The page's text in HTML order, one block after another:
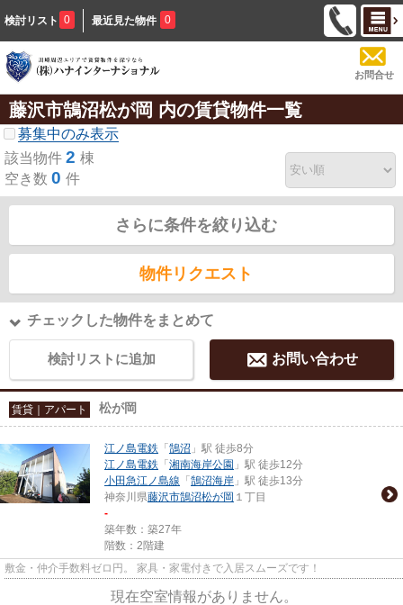
検討リスト 0 最近見た物件 0
お問合せ
藤沢市鵠沼松が岡 内の賃貸物件一覧
募集中のみ表示
該当物件 2 棟
空き数 0 件
さらに条件を絞り込む
物件リクエスト
チェックした物件をまとめて
検討リストに追加 お問い合わせ
賃貸｜アパート 松が岡
江ノ島電鉄 「 鵠沼 」駅 徒歩8分
江ノ島電鉄 「 湘南海岸公園 」駅 徒歩12分
小田急江ノ島線 「 鵠沼海岸 」駅 徒歩13分
神奈川県藤沢市鵠沼松が岡 １丁目
-
築年数：築27年
階数：2階建
敷金・仲介手数料ゼロ円。 家具・家電付きで入居スムーズです！
現在空室情報がありません。